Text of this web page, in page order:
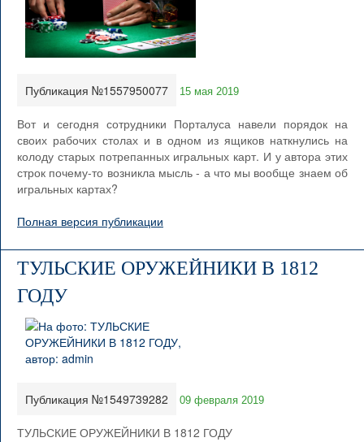
Публикация №1557950077 15 мая 2019
Вот и сегодня сотрудники Порталуса навели порядок на
своих рабочих столах и в одном из ящиков наткнулись на
колоду старых потрепанных игральных карт. И у автора этих
строк почему-то возникла мысль - а что мы вообще знаем об
игральных картах?
Полная версия публикации
ТУЛЬСКИЕ ОРУЖЕЙНИКИ В 1812
ГОДУ
Публикация №1549739282 09 февраля 2019
ТУЛЬСКИЕ ОРУЖЕЙНИКИ В 1812 ГОДУ